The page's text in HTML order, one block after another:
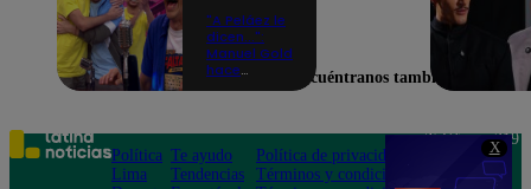
X
"A Peláez le
dicen...":
Manuel Gold
hace
de contar el
chiste
Encuéntranos también en
Política
Lima
Te ayudo
Tendencias
Política de privacidad
Términos y condiciones
Teléfono: 219
Av. San